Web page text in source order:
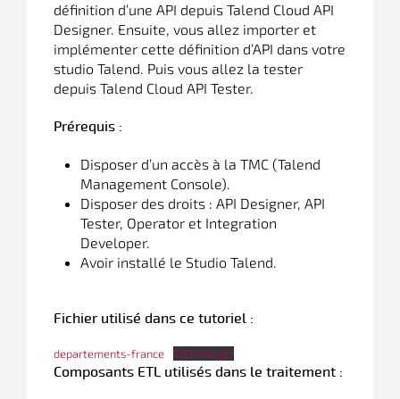
définition d’une API depuis Talend Cloud API
Designer. Ensuite, vous allez importer et
implémenter cette définition d’API dans votre
studio Talend. Puis vous allez la tester
depuis Talend Cloud API Tester.
Prérequis :
Disposer d’un accès à la TMC (Talend
Management Console).
Disposer des droits : API Designer, API
Tester, Operator et Integration
Developer.
Avoir installé le Studio Talend.
Fichier utilisé dans ce tutoriel :
departements-france Télécharger
Composants ETL utilisés dans le traitement :